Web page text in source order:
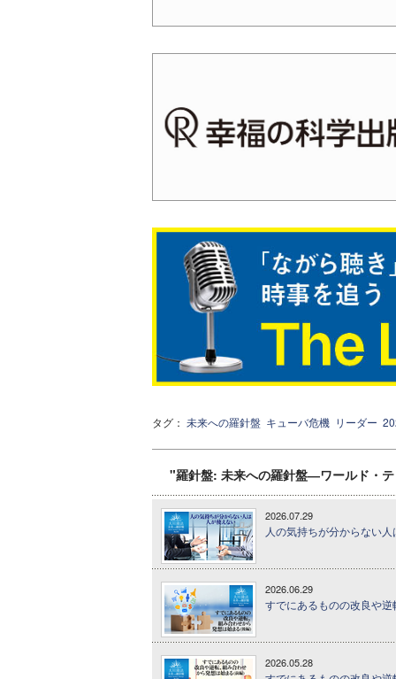
タグ： 未来への羅針盤 キューバ危機 リーダー
"羅針盤: 未来への羅針盤―ワールド・
2026.07.29
人の気持ちが分からない
2026.06.29
すでにあるものの改良や
2026.05.28